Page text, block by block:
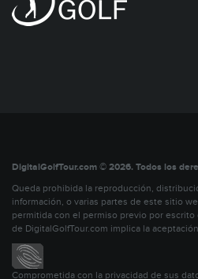
DigitalGolfTour.com © 2026. Todos los
Queda prohibida la reproducción,
información, o varias partes de este sitio
permitida con el permiso previo por escrito
de DigitalGolfTour.com implica la
Comprometida con la privacidad de sus